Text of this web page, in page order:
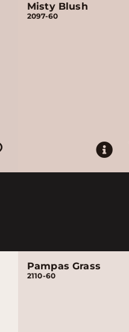
Misty Blush
2097-60
Pampas Grass
2110-60